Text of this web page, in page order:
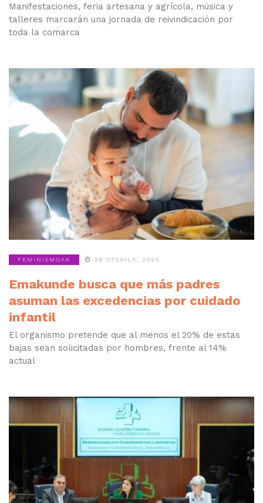
Manifestaciones, feria artesana y agrícola, música y
talleres marcarán una jornada de reivindicación por
toda la comarca
FEMINISMOAK 28 OTSAILA, 2025
Emakunde busca que más padres
asuman las excedencias por cuidado
infantil
El organismo pretende que al menos el 20% de estas
bajas sean solicitadas por hombres, frente al 14%
actual